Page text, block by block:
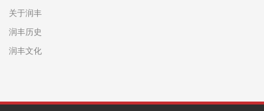
关于润丰
润丰历史
润丰文化